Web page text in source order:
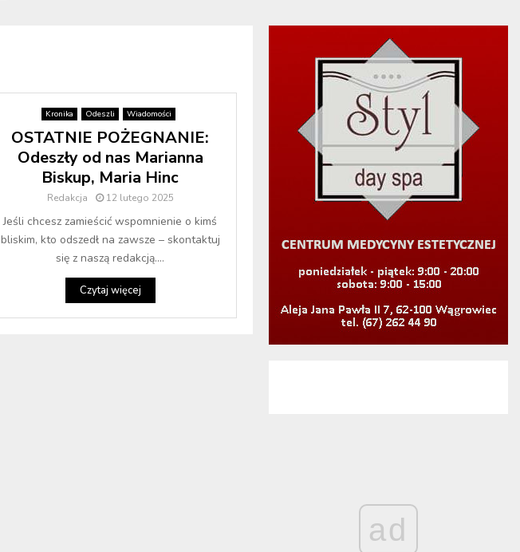
Kronika Odeszli Wiadomości
OSTATNIE POŻEGNANIE:
Odeszły od nas Marianna
Biskup, Maria Hinc
Redakcja 12 lutego 2025
Jeśli chcesz zamieścić wspomnienie o kimś
bliskim, kto odszedł na zawsze – skontaktuj
się z naszą redakcją....
Czytaj więcej
ad